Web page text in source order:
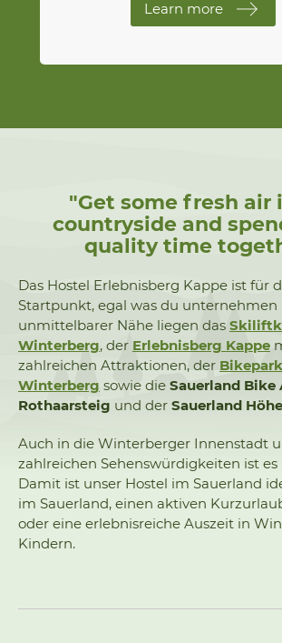
Learn more
"Get some fresh air
countryside and
quality time
Das Hostel Erlebnisberg Kappe ist für
Startpunkt, egal was du unternehmen
unmittelbarer Nähe liegen das
Winterberg, der Erlebnisberg Kappe
zahlreichen Attraktionen, der
Winterberg sowie die Sauerland Bike
Rothaarsteig und der Sauerland
Auch in die Winterberger Innenstadt
zahlreichen Sehenswürdigkeiten ist
Damit ist unser Hostel im Sauerland
im Sauerland, einen aktiven
oder eine erlebnisreiche Auszeit in
Kindern.